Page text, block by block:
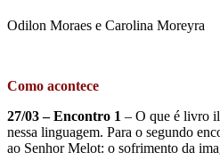
Odilon Moraes e Carolina Moreyra
Como acontece
27/03 – Encontro 1 – O que é livro
nessa linguagem. Para o segundo
ao Senhor Melot: o sofrimento da